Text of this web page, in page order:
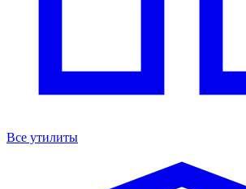
Все утилиты